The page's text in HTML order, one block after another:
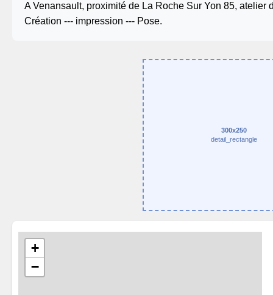
A Venansault, proximité de La Roche Sur Yon 85, atelier
Création --- impression --- Pose.
300x250
detail_rectangle